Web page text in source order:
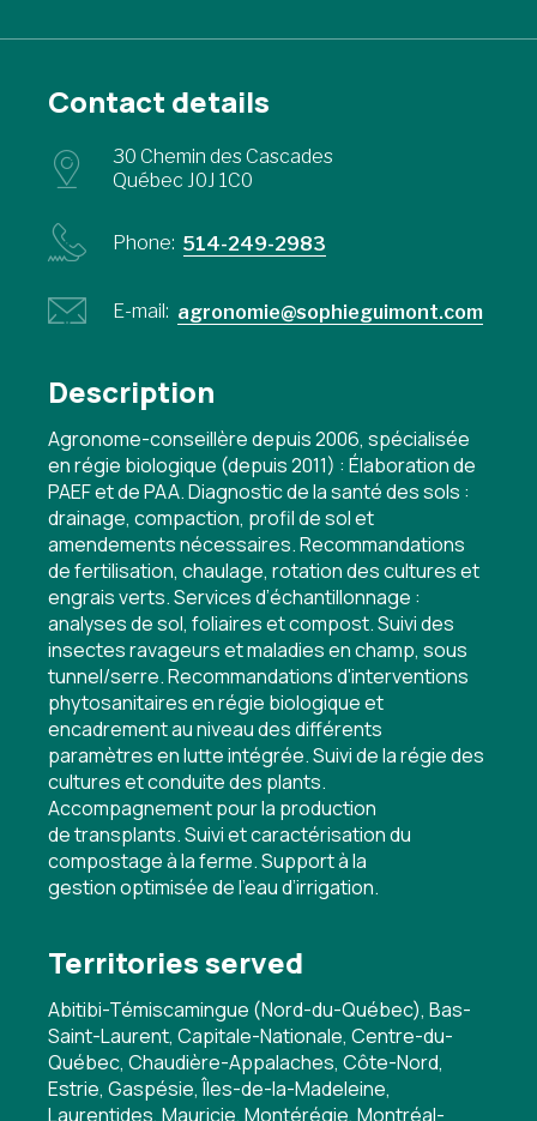
Contact details
30 Chemin des Cascades
Québec J0J 1C0
Phone: 514-249-2983
E-mail: agronomie@sophieguimont.com
Description
Agronome-conseillère depuis 2006, spécialisée
en régie biologique (depuis 2011) : Élaboration de
PAEF et de PAA. Diagnostic de la santé des sols :
drainage, compaction, profil de sol et
amendements nécessaires. Recommandations
de fertilisation, chaulage, rotation des cultures et
engrais verts. Services d’échantillonnage :
analyses de sol, foliaires et compost. Suivi des
insectes ravageurs et maladies en champ, sous
tunnel/serre. Recommandations d'interventions
phytosanitaires en régie biologique et
encadrement au niveau des différents
paramètres en lutte intégrée. Suivi de la régie des
cultures et conduite des plants.
Accompagnement pour la production
de transplants. Suivi et caractérisation du
compostage à la ferme. Support à la
gestion optimisée de l’eau d’irrigation.
Territories served
Abitibi-Témiscamingue (Nord-du-Québec), Bas-
Saint-Laurent, Capitale-Nationale, Centre-du-
Québec, Chaudière-Appalaches, Côte-Nord,
Estrie, Gaspésie, Îles-de-la-Madeleine,
Laurentides, Mauricie, Montérégie, Montréal-